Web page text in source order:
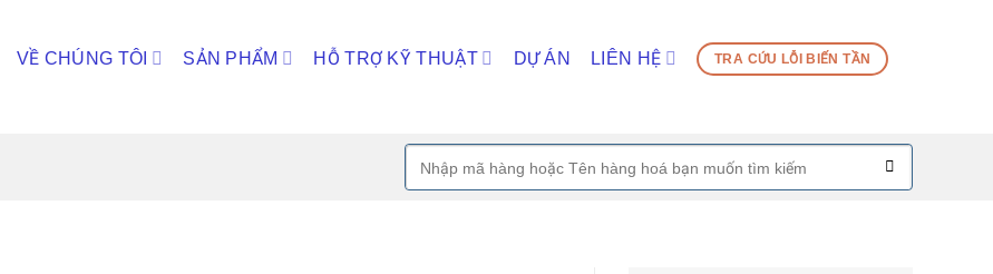
VỀ CHÚNG TÔI SẢN PHẨM HỖ TRỢ KỸ THUẬT DỰ ÁN LIÊN HỆ TRA CỨU LỖI BIẾN TẦN
Tìm
kiếm: